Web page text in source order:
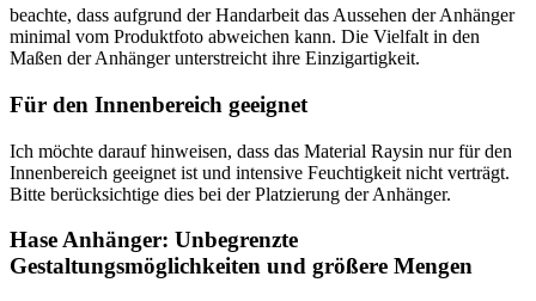
beachte, dass aufgrund der Handarbeit das Aussehen der Anhänger
minimal vom Produktfoto abweichen kann. Die Vielfalt in den
Maßen der Anhänger unterstreicht ihre Einzigartigkeit.
Für den Innenbereich geeignet
Ich möchte darauf hinweisen, dass das Material Raysin nur für den
Innenbereich geeignet ist und intensive Feuchtigkeit nicht verträgt.
Bitte berücksichtige dies bei der Platzierung der Anhänger.
Hase Anhänger: Unbegrenzte
Gestaltungsmöglichkeiten und größere Mengen